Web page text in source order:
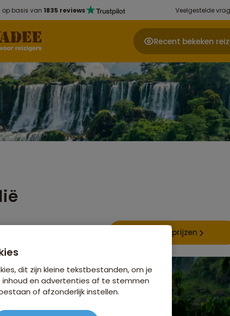
op basis van 1835 reviews Veelgestelde
Recent bekeken
Data & prijzen
dit zijn kleine tekstbestanden, om je
en advertenties af te stemmen
of afzonderlijk instellen.